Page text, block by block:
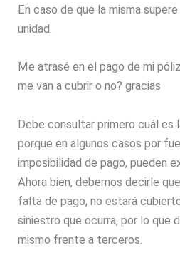
En caso de que la misma
unidad.
Me atrasé en el pago de mi
me van a cubrir o no? gracias
Debe consultar primero cuál es
porque en algunos casos por
imposibilidad de pago, pueden
Ahora bien, debemos decirle
falta de pago, no estará
siniestro que ocurra, por lo que
mismo frente a terceros.